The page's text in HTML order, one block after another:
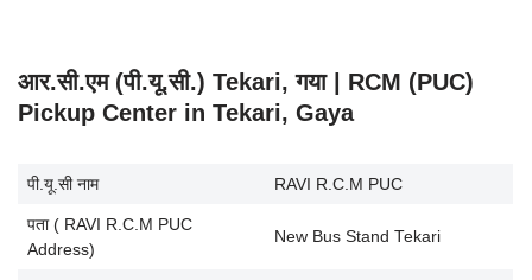
आर.सी.एम (पी.यू.सी.) Tekari, गया | RCM (PUC)
Pickup Center in Tekari, Gaya
पी.यू.सी नाम RAVI R.C.M PUC
पता ( RAVI R.C.M PUC
Address)
New Bus Stand Tekari